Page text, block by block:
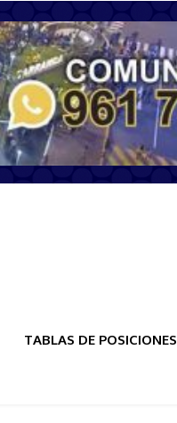
TABLAS DE POSICIONES